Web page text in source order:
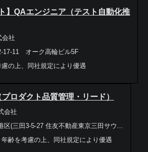
】QAエンジニア（テスト自動化推
会社
17-11 オーク高輪ビル5F
の上、同社規定により優遇
ロダクト品質管理・リード）
会社
区(三田3-5-27 住友不動産東京三田サウ...
齢を考慮の上、同社規定により優遇